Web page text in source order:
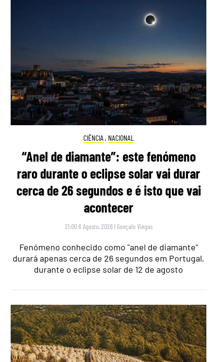
CIÊNCIA , NACIONAL
“Anel de diamante”: este fenómeno
raro durante o eclipse solar vai durar
cerca de 26 segundos e é isto que vai
acontecer
21:00 6 Agosto, 2026 | Gonçalo Viegas
Fenómeno conhecido como "anel de diamante"
durará apenas cerca de 26 segundos em Portugal,
durante o eclipse solar de 12 de agosto